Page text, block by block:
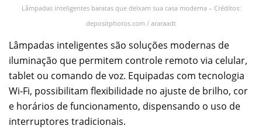
Lâmpadas inteligentes baratas que deixam sua casa moderna – Créditos:
depositphotos.com / araraadt
Lâmpadas inteligentes são soluções modernas de
iluminação que permitem controle remoto via celular,
tablet ou comando de voz. Equipadas com tecnologia
Wi-Fi, possibilitam flexibilidade no ajuste de brilho, cor
e horários de funcionamento, dispensando o uso de
interruptores tradicionais.